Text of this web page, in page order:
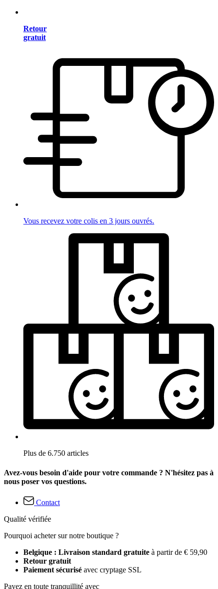
Retour
gratuit
Vous recevez votre colis en 3 jours ouvrés.
Plus de 6.750 articles
Avez-vous besoin d'aide pour votre commande ? N'hésitez pas à
nous poser vos questions.
Contact
Qualité vérifiée
Pourquoi acheter sur notre boutique ?
Belgique : Livraison standard gratuite à partir de € 59,90
Retour gratuit
Paiement sécurisé avec cryptage SSL
Payez en toute tranquillité avec